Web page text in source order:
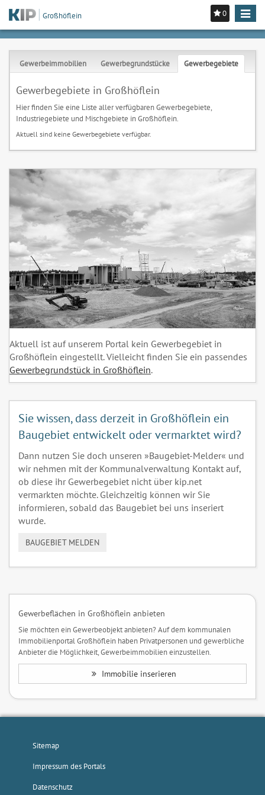
0
Toggle
Großhöflein
Gewerbeimmobilien Gewerbegrundstücke Gewerbegebiete
Gewerbegebiete in Großhöflein
Hier finden Sie eine Liste aller verfügbaren Gewerbegebiete,
Industriegebiete und Mischgebiete in Großhöflein.
Aktuell sind keine Gewerbegebiete verfügbar.
Aktuell ist auf unserem Portal kein Gewerbegebiet in
Großhöflein eingestellt. Vielleicht finden Sie ein passendes
Gewerbegrundstück in Großhöflein.
Sie wissen, dass derzeit in Großhöflein ein
Baugebiet entwickelt oder vermarktet wird?
Dann nutzen Sie doch unseren »Baugebiet-Melder« und
wir nehmen mit der Kommunalverwaltung Kontakt auf,
ob diese ihr Gewerbegebiet nicht über kip.net
vermarkten möchte. Gleichzeitig können wir Sie
informieren, sobald das Baugebiet bei uns inseriert
wurde.
BAUGEBIET MELDEN
Gewerbeflächen in Großhöflein anbieten
Sie möchten ein Gewerbeobjekt anbieten? Auf dem kommunalen
Immobilienportal Großhöflein haben Privatpersonen und gewerbliche
Anbieter die Möglichkeit, Gewerbeimmobilien einzustellen.
Immobilie inserieren
Sitemap
Impressum des Portals
Datenschutz